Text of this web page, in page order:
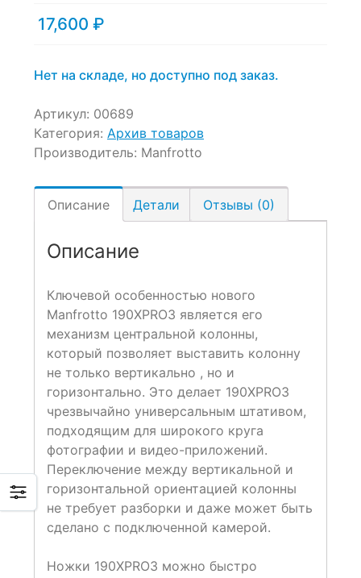
17,600 ₽
Нет на складе, но доступно под заказ.
Артикул: 00689
Категория: Архив товаров
Производитель: Manfrotto
Описание Детали Отзывы (0)
Описание
Ключевой особенностью нового
Manfrotto 190XPRO3 является его
механизм центральной колонны,
который позволяет выставить колонну
не только вертикально , но и
горизонтально. Это делает 190XPRO3
чрезвычайно универсальным штативом,
подходящим для широкого круга
фотографии и видео-приложений.
Переключение между вертикальной и
горизонтальной ориентацией колонны
не требует разборки и даже может быть
сделано с подключенной камерой.
Ножки 190XPRO3 можно быстро